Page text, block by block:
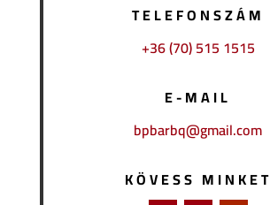
TELEFONSZÁM
+36 (70) 515 1515
E-MAIL
bpbarbq@gmail.com
KÖVESS MINKET